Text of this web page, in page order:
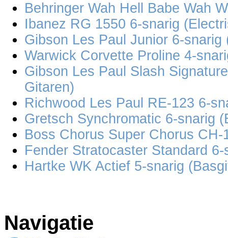
Behringer Wah Hell Babe Wah
Ibanez RG 1550 6-snarig
Gibson Les Paul Junior 6-
Warwick Corvette Proline 4-
Gibson Les Paul Slash
Gitaren)
Richwood Les Paul RE-123 6-
Gretsch Synchromatic 6-snarig
Boss Chorus Super Chorus
Fender Stratocaster Standard
Hartke WK Actief 5-snarig
Navigatie